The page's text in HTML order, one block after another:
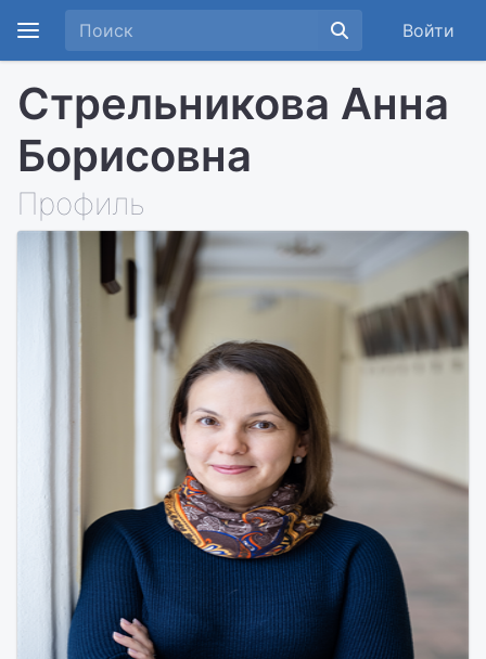
Войти
Стрельникова Анна
Борисовна
Профиль